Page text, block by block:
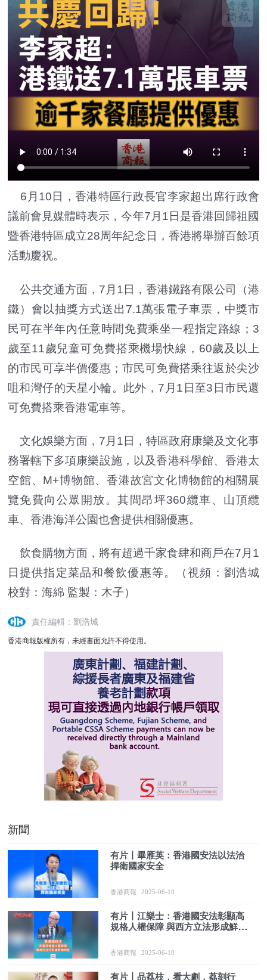
6月10日，香港特區行政長官李家超出席行政會
議前會見媒體時表示，今年7月1日是香港回歸祖國
暨香港特區成立28周年紀念日，香港將舉辦百餘項
活動慶祝。
公共交通方面，7月1日，香港鐵路有限公司（港
鐵）會以抽獎方式送出7.1萬張電子車票，中獎市
民可在半年內任意時間免費乘坐一程指定路線；3
歲至11歲兒童可免費搭乘機場快線，60歲及以上
的市民可享半價優惠；市民可免費搭乘往返於尖沙
咀和灣仔的天星小輪。此外，7月1日至3日市民還
可免費搭乘香港電車等。
文化娛樂方面，7月1日，特區政府康樂及文化事
務署轄下多項康樂設施，以及香港科學館、香港太
空館、M+博物館、香港故宮文化博物館的相關展
覽免費向公眾開放。其間昂坪360纜車、山頂纜
車、香港海洋公園也會提供相關優惠。
飲食購物方面，將有超過千家食肆和商戶在7月1
日提供指定菜品和餐飲優惠等。（視頻：劉浩城
校對：海綿 監製：木子）
責任編輯：劉浩城
香港商報版權所有，未經書面允許不得使用。
新聞
有片丨畢雁英：香港國安法以法治
捍衛國家安全
香港商報 2025-06-10
有片丨江樂士：香港國安法彰顯高
規格人權保障 與西方立法形成鮮明
香港商報 2025-06-10
有片丨品荔枝，看大劇，荔刻行